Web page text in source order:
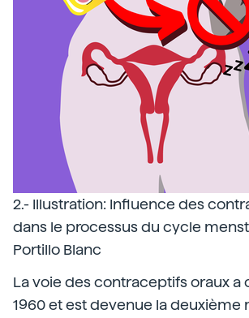
2.- Illustration: Influence des
dans le processus du cycle
Portillo Blanc
La voie des contraceptifs oraux
1960 et est devenue la deuxième